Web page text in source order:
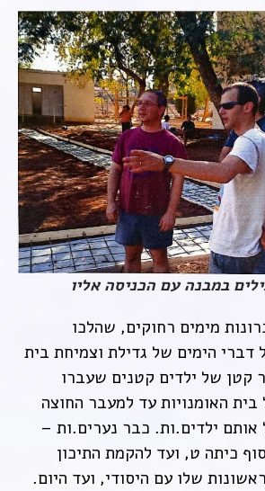
במבנה עם הכניסה אליו
מימים רחוקים, שהלכו
דברי הימים של גדילת וצמיחת בית
של ילדים קטנים שעברו
האומנויות עד למעבר החוצה
ילדים.ות. כבר נערים.ות –
כיתה ט, ועד להקמת התיכון
שלו עם היסודי, ועד היום.